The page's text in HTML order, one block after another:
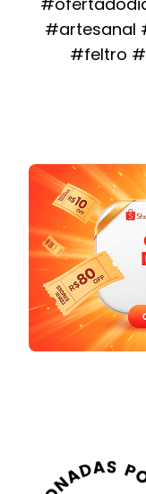
#artesanal
#feltro